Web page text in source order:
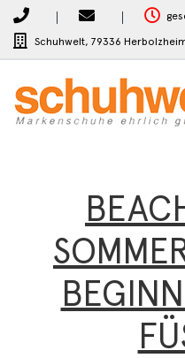
Schuhwelt, 79336